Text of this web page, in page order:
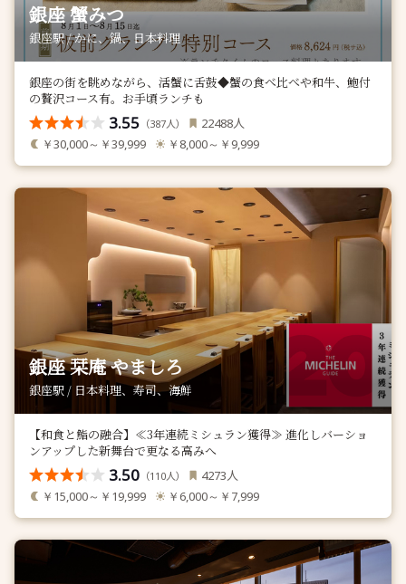
銀座 蟹みつ
銀座駅 / かに、鍋、日本料理
銀座の街を眺めながら、活蟹に舌鼓◆蟹の食べ比べや和牛、鮑付
の贅沢コース有。お手頃ランチも
3.55 （387人） 22488人
￥30,000～￥39,999 ￥8,000～￥9,999
銀座 栞庵 やましろ
銀座駅 / 日本料理、寿司、海鮮
【和食と鮨の融合】≪3年連続ミシュラン獲得≫ 進化しバーショ
ンアップした新舞台で更なる高みへ
3.50 （110人） 4273人
￥15,000～￥19,999 ￥6,000～￥7,999